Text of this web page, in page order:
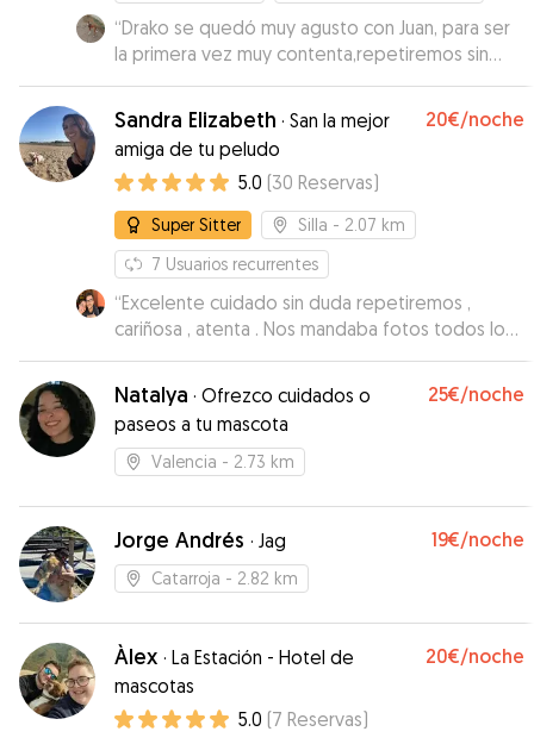
“Drako se quedó muy agusto con Juan, para ser
la primera vez muy contenta,repetiremos sin
duda! Gracias!”
Sandra Elizabeth · San la mejor
amiga de tu peludo
20€/noche
5.0 (30 Reservas)
Super Sitter Silla - 2.07 km
7 Usuarios recurrentes
“Excelente cuidado sin duda repetiremos ,
cariñosa , atenta . Nos mandaba fotos todos los
días y vídeos de nuestro perrito . Una gran
persona amante de los animales
Natalya · Ofrezco cuidados o
paseos a tu mascota
25€/noche
Valencia - 2.73 km
Jorge Andrés · Jag 19€/noche
Catarroja - 2.82 km
Àlex · La Estación - Hotel de
mascotas
20€/noche
5.0 (7 Reservas)